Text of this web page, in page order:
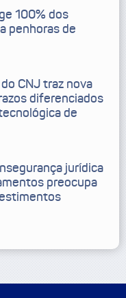
100% dos
penhoras de
CNJ traz nova
diferenciados
de
jurídica
preocupa